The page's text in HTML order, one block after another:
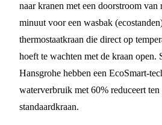
naar kranen met een doorstroom
minuut voor een wasbak
thermostaatkraan die direct op
hoeft te wachten met de kraan open.
Hansgrohe hebben een EcoSmart-
waterverbruik met 60% reduceert ten
standaardkraan.